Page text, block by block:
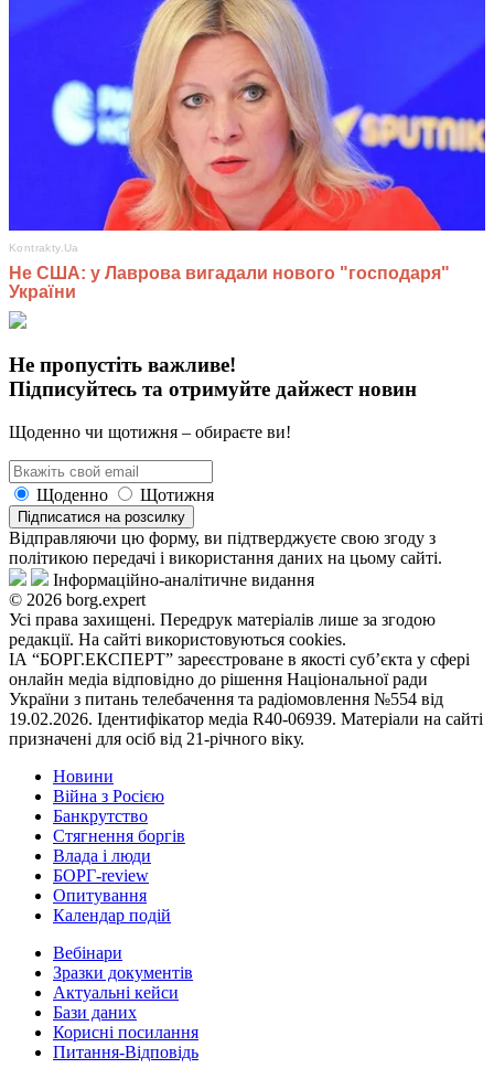
Не пропустіть важливе!
Підписуйтесь та отримуйте дайжест новин
Щоденно чи щотижня – обираєте ви!
Щоденно Щотижня
Підписатися на розсилку
Відправляючи цю форму, ви підтверджуєте свою згоду з
політикою передачі і використання даних на цьому сайті.
Інформаційно-аналітичне видання
© 2026 borg.expert
Усі права захищені. Передрук матеріалів лише за згодою
редакції. На сайті використовуються cookies.
ІА “БОРГ.ЕКСПЕРТ” зареєстроване в якості суб’єкта у сфері
онлайн медіа відповідно до рішення Національної ради
України з питань телебачення та радіомовлення №554 від
19.02.2026. Ідентифікатор медіа R40-06939. Матеріали на сайті
призначені для осіб від 21-річного віку.
Новини
Війна з Росією
Банкрутство
Стягнення боргiв
Влада i люди
БОРГ-review
Опитування
Календар подій
Вебінари
Зразки документів
Актуальні кейси
Бази даних
Корисні посилання
Питання-Відповідь